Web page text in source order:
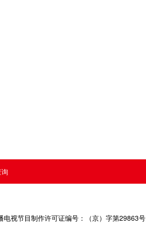
节目制作许可证编号：（京）字第29863号